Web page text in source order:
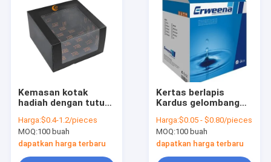
Kemasan kotak
hadiah dengan tutup
Harga:$0.4-1.2/pieces
MOQ:100 buah
dapatkan harga terbaru
Kertas berlapis
Kardus gelombang
pengiriman besar
bergelombang
Percetakan offset
Harga:$0.05 - $0.80/pieces
MOQ:100 buah
dapatkan harga terbaru